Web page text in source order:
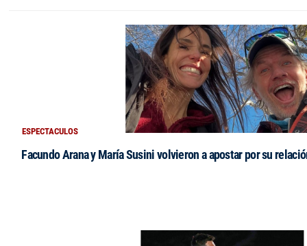
ESPECTACULOS
Facundo Arana y María Susini volvieron a apostar por su